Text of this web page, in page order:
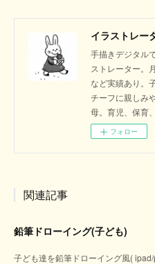
手描きデジタル
ストレーター。
など実績あり。
チーフに親しみ
母。育児、保育
フォロー
関連記事
鉛筆ドローイング(子ども)
子ども達を鉛筆ドローイング風(